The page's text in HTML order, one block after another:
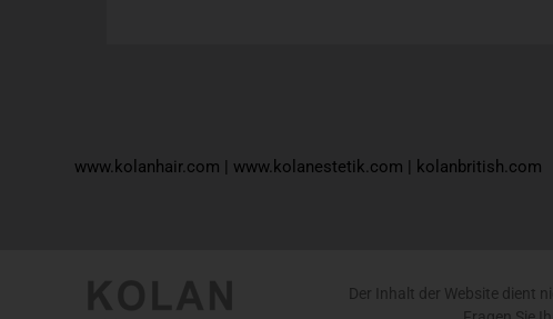
www.kolanhair.com | www.kolanestetik.com | kolanbritish.com
Der Inhalt der Website dient